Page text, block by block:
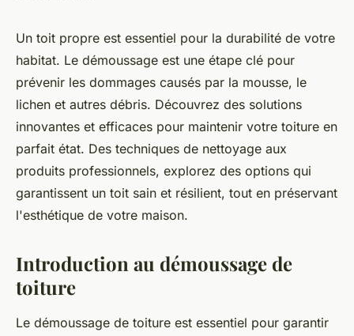
Démoussage toiture : les
solutions pour un toit durable
et sain
Lyam•19 avril 2025•4 min de lecture
Un toit propre est essentiel pour la durabilité de votre
habitat. Le démoussage est une étape clé pour
prévenir les dommages causés par la mousse, le
lichen et autres débris. Découvrez des solutions
innovantes et efficaces pour maintenir votre toiture en
parfait état. Des techniques de nettoyage aux
produits professionnels, explorez des options qui
garantissent un toit sain et résilient, tout en préservant
l'esthétique de votre maison.
Introduction au démoussage de
toiture
Le démoussage de toiture est essentiel pour garantir